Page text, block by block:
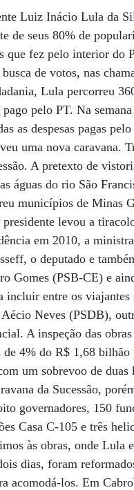
Luiz Inácio Lula da
de seus 80% de
que fez pelo interior do
de votos, nas
Lula percorreu
pelo PT. Na semana
as despesas pagas
uma nova caravana.
A pretexto de
águas do rio São
municípios de Minas
levou a
em 2010, a
o deputado e
Gomes (PSB-CE) e
incluir entre os viajantes
Neves (PSDB),
A inspeção das
de 4% do R$ 1,68 bilhão
um sobrevoo de duas
da Sucessão,
governadores, 150
Casa C-105 e três
às obras, onde Lula
dias, foram
acomodá-los. Em